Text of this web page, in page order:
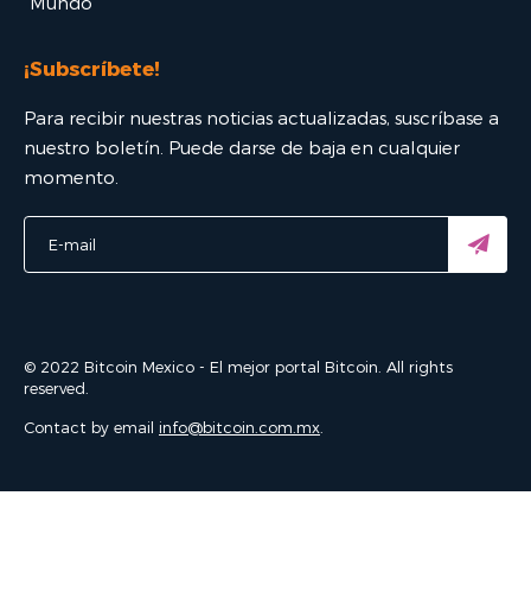
¡Subscríbete!
Para recibir nuestras noticias actualizadas, suscríbase a
nuestro boletín. Puede darse de baja en cualquier
momento.
© 2022 Bitcoin Mexico - El mejor portal Bitcoin. All rights
reserved.
Contact by email info@bitcoin.com.mx.